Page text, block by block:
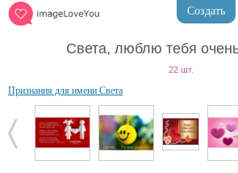
Создать
Света, люблю тебя
22 шт.
Признания для имени Света